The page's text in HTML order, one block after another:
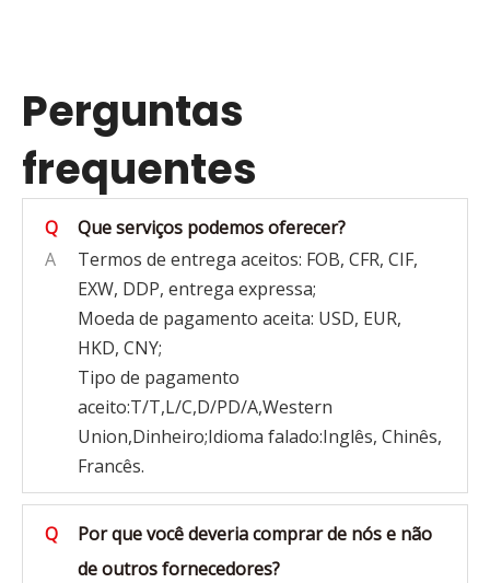
Perguntas
frequentes
Q
Que serviços podemos oferecer?
A
Termos de entrega aceitos: FOB, CFR, CIF,
EXW, DDP, entrega expressa;
Moeda de pagamento aceita: USD, EUR,
HKD, CNY;
Tipo de pagamento
aceito:T/T,L/C,D/PD/A,Western
Union,Dinheiro;Idioma falado:Inglês, Chinês,
Francês.
Q
Por que você deveria comprar de nós e não
de outros fornecedores?